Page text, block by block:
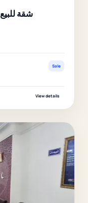
شقة للبيع 110 م لوران (علي البحر مباشرة)
Sale
View details